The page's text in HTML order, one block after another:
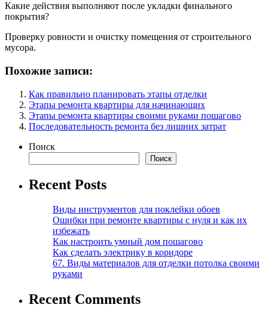
Какие действия выполняют после укладки финального
покрытия?
Проверку ровности и очистку помещения от строительного
мусора.
Похожие записи:
Как правильно планировать этапы отделки
Этапы ремонта квартиры для начинающих
Этапы ремонта квартиры своими руками пошагово
Последовательность ремонта без лишних затрат
Поиск
Поиск
Recent Posts
Виды инструментов для поклейки обоев
Ошибки при ремонте квартиры с нуля и как их
избежать
Как настроить умный дом пошагово
Как сделать электрику в коридоре
67. Виды материалов для отделки потолка своими
руками
Recent Comments